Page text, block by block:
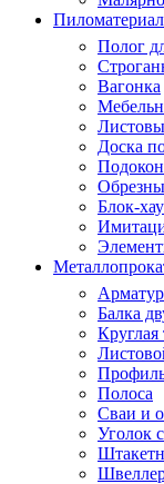
Полог
Вагонка
Доска
Блок-
Балка
Круглая
Полоса
Сваи и
Уголок